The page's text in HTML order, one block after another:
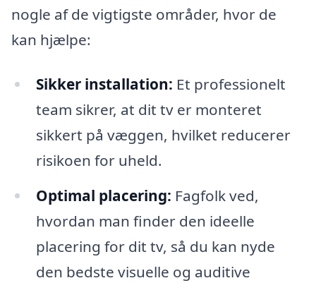
nogle af de vigtigste områder, hvor de
kan hjælpe:
Sikker installation: Et professionelt
team sikrer, at dit tv er monteret
sikkert på væggen, hvilket reducerer
risikoen for uheld.
Optimal placering: Fagfolk ved,
hvordan man finder den ideelle
placering for dit tv, så du kan nyde
den bedste visuelle og auditive